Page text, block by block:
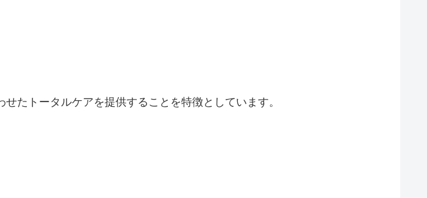
たトータルケアを提供することを特徴としています。